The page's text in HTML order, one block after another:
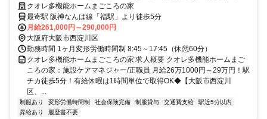
得OK◆【大阪市西淀川区、福駅、小規模多機能、施設ケアマネジャー、
正職員】
クオレ多機能ホームまごころの家
最寄駅 阪神なんば線「福駅」より徒歩5分
月給261,000円～290,000円
大阪府大阪市西淀川区
勤務時間 1ヶ月変形労働時間制 8:45～17:45（休憩60分）
クオレ多機能ホームまごころの家 求人概要 クオレ多機能ホームまご
ころの家：施設ケアマネジャー/正職員 月給26万1000円～29万円！駅
チカ徒歩5分！有給休暇は1時間単位で取得OK◆【大阪市西淀川
区、...
制服あり 変形労働時間制 社会保険完備 制服貸与 交通費支給
駅近5分以内
昇給あり
履歴書不要